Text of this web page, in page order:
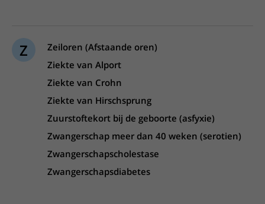
Z
Zeiloren (Afstaande oren)
Ziekte van Alport
Ziekte van Crohn
Ziekte van Hirschsprung
Zuurstoftekort bij de geboorte (asfyxie)
Zwangerschap meer dan 40 weken (serotien)
Zwangerschapscholestase
Zwangerschapsdiabetes